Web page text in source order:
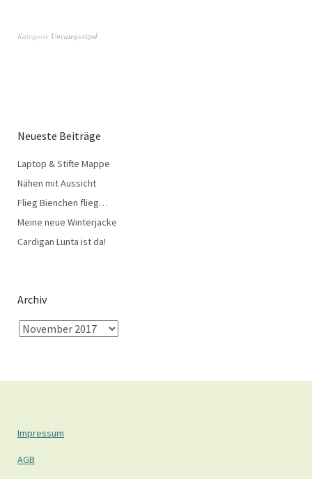
Kategorie Uncategorized
Neueste Beiträge
Laptop & Stifte Mappe
Nähen mit Aussicht
Flieg Bienchen flieg…
Meine neue Winterjacke
Cardigan Lunta ist da!
Archiv
Impressum
AGB